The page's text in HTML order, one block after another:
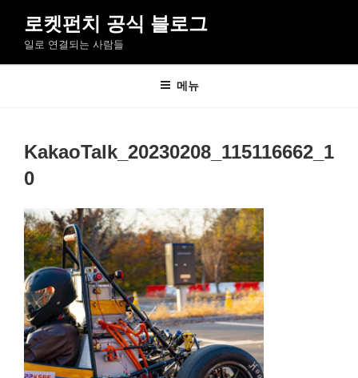
로
로켓펀치 공식 블로그
일로 연결되는 사람들
메뉴
KakaoTalk_20230208_115116662_1
0